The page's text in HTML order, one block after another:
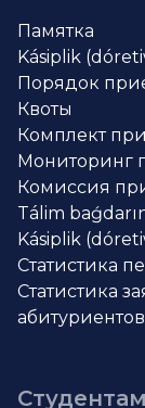
Памятка
Kásiplik
Порядок
Квоты
Комплект
Мониторинг
Комиссия
Tálim
Kásiplik
Статистика
Статистика
абитуриентов
Студентам